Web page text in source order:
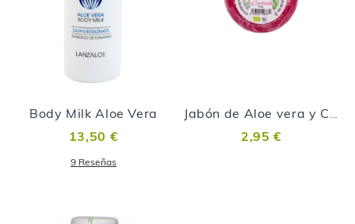
Body Milk Aloe Vera
13,50 €
9 Reseñas
Jabón de Aloe vera y Cochinilla
2,95 €